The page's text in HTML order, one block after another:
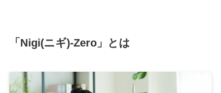
「Nigi(ニギ)-Zero」とは